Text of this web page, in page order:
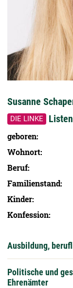
Susanne
DIE LINKE
geboren
Wohnort
Beruf
Familien­stand
Kinder
Konfession
Ausbildung,
Politische und
Ehrenämter